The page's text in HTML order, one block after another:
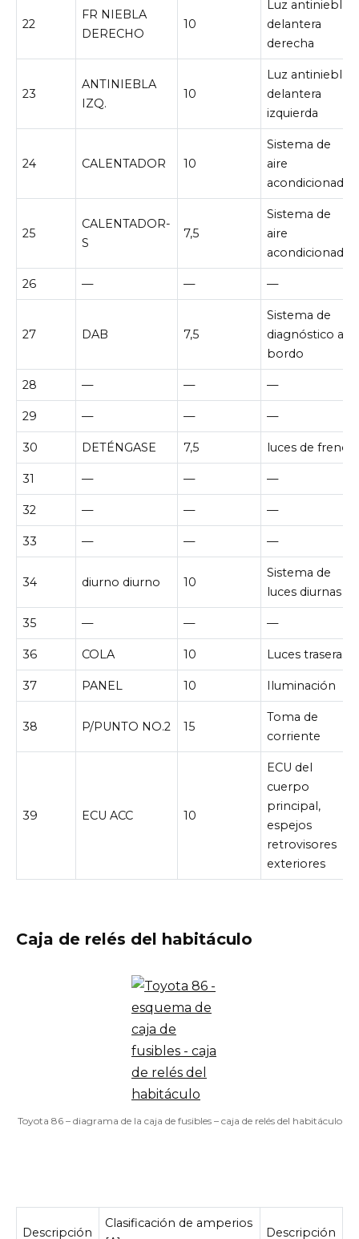
22
FR NIEBLA
DERECHO
10
Luz antiniebla
delantera
derecha
23
ANTINIEBLA
IZQ.
10
Luz antiniebla
delantera
izquierda
24 CALENTADOR 10
Sistema de
aire
acondicionado
25
CALENTADOR-
S
7,5
Sistema de
aire
acondicionado
26 — — —
27 DAB 7,5
Sistema de
diagnóstico a
bordo
28 — — —
29 — — —
30 DETÉNGASE 7,5 luces de freno
31 — — —
32 — — —
33 — — —
34 diurno diurno 10
Sistema de
luces diurnas
35 — — —
36 COLA 10 Luces traseras
37 PANEL 10 Iluminación
38 P/PUNTO NO.2 15
Toma de
corriente
39 ECU ACC 10
ECU del
cuerpo
principal,
espejos
retrovisores
exteriores
Caja de relés del habitáculo
Toyota 86 – diagrama de la caja de fusibles – caja de relés del habitáculo
Descripción
Clasificación de amperios
Descripción